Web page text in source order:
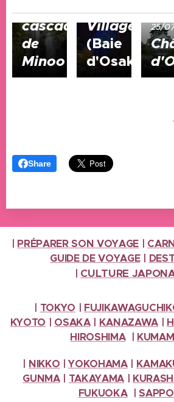
cascade
de
Minoo
Village
(Baie
d'Osaka)
25/
Share
PRÉPARER SON VOYAGE
GUIDE DE VOYAGE|
CULTURE
TOKYO
KYOTO
OSAKA| KANAZAWA
HIROSHIMA|
NIKKO |YOKOHAMA|
GUNMA| TAKAYAMA|
FUKUOKA|